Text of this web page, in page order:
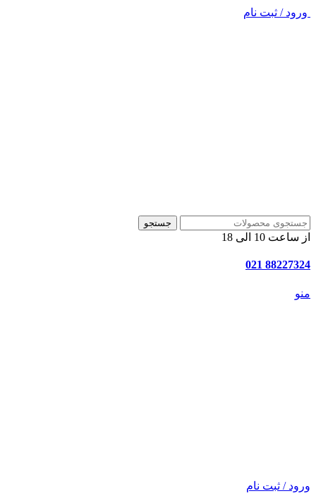
ورود / ثبت نام
جستجو
از ساعت 10 الی 18
88227324 021
منو
ورود / ثبت نام